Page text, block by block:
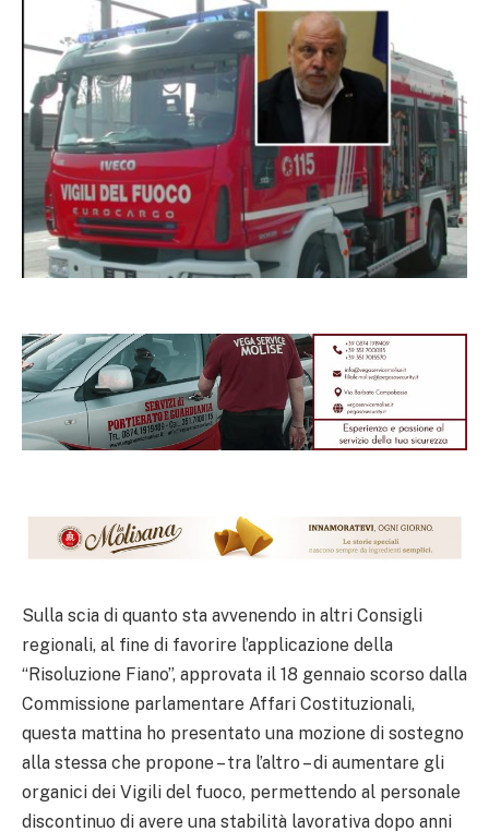
Sulla scia di quanto sta avvenendo in altri Consigli
regionali, al fine di favorire l’applicazione della
“Risoluzione Fiano”, approvata il 18 gennaio scorso dalla
Commissione parlamentare Affari Costituzionali,
questa mattina ho presentato una mozione di sostegno
alla stessa che propone – tra l’altro – di aumentare gli
organici dei Vigili del fuoco, permettendo al personale
discontinuo di avere una stabilità lavorativa dopo anni